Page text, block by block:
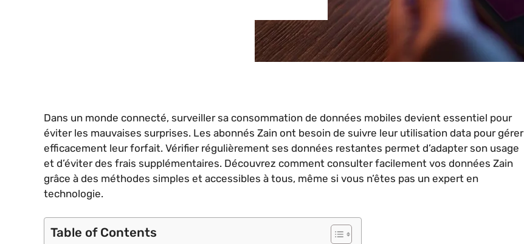
Dans un monde connecté, surveiller sa consommation de données mobiles devient essentiel pour
éviter les mauvaises surprises. Les abonnés Zain ont besoin de suivre leur utilisation data pour gérer
efficacement leur forfait. Vérifier régulièrement ses données restantes permet d’adapter son usage
et d’éviter des frais supplémentaires. Découvrez comment consulter facilement vos données Zain
grâce à des méthodes simples et accessibles à tous, même si vous n’êtes pas un expert en
technologie.
Table of Contents